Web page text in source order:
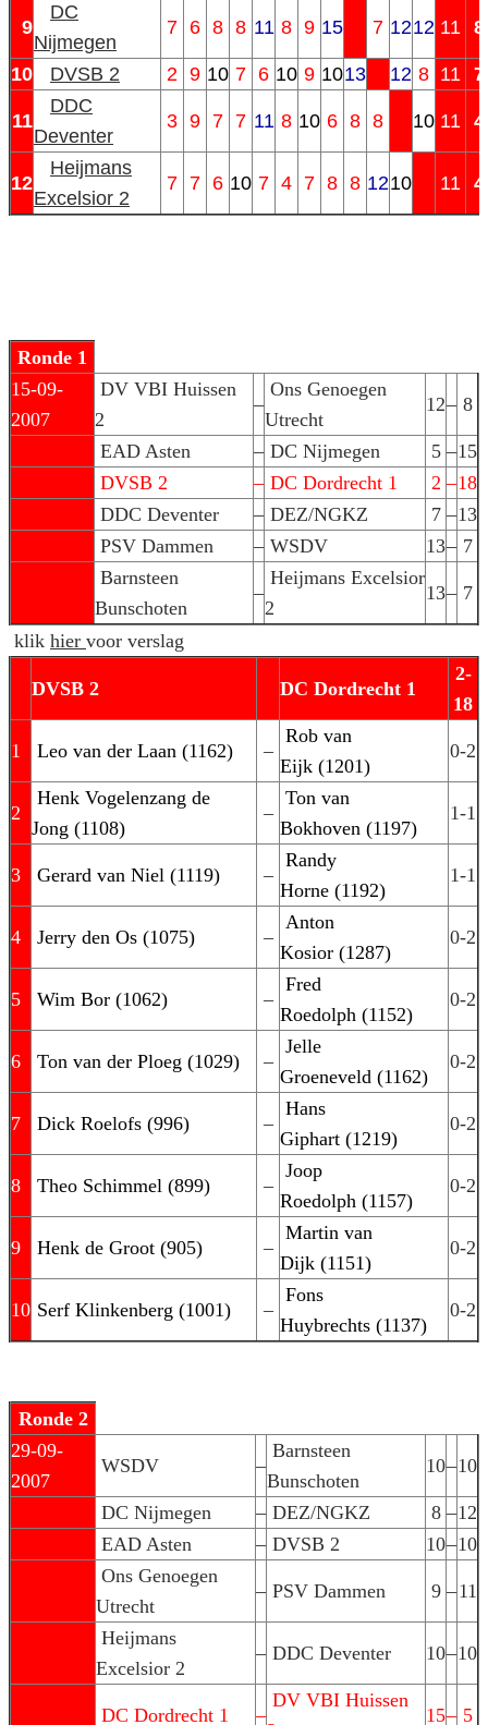
9
DC
Nijmegen
7 6 8 8 11 8 9 15 7 1212 11 8
10 DVSB 2 2 9 10 7 6 10 9 1013 12 8 11 7
11
DDC
Deventer
3 9 7 7 11 8 10 6 8 8 10 11 4
12
Heijmans
Excelsior 2
7 7 6 10 7 4 7 8 8 1210 11 4
Ronde 1
15-09-
2007
DV VBI Huissen
2
–
Ons Genoegen
Utrecht
12– 8
EAD Asten – DC Nijmegen 5 –15
DVSB 2
– DC Dordrecht 1 2 –18
DDC Deventer
– DEZ/NGKZ 7 –13
PSV Dammen
– WSDV 13– 7
Barnsteen
Bunschoten
–
Heijmans Excelsior
2
13– 7
klik hier voor verslag
DVSB 2 DC Dordrecht 1
2-
18
1 Leo van der Laan (1162) –
Rob van
Eijk (1201)
0-2
2
Henk Vogelenzang de
Jong (1108)
–
Ton van
Bokhoven (1197)
1-1
3 Gerard van Niel (1119) –
Randy
Horne (1192)
1-1
4 Jerry den Os (1075) –
Anton
Kosior (1287)
0-2
5 Wim Bor (1062) –
Fred
Roedolph (1152)
0-2
6 Ton van der Ploeg (1029) –
Jelle
Groeneveld (1162)
0-2
7 Dick Roelofs (996) –
Hans
Giphart (1219)
0-2
8 Theo Schimmel (899) –
Joop
Roedolph (1157)
0-2
9 Henk de Groot (905) –
Martin van
Dijk (1151)
0-2
10 Serf Klinkenberg (1001) –
Fons
Huybrechts (1137)
0-2
Ronde 2
29-09-
2007
WSDV –
Barnsteen
Bunschoten
10–10
DC Nijmegen – DEZ/NGKZ 8 –12
EAD Asten
– DVSB 2 10–10
Ons Genoegen
Utrecht
– PSV Dammen 9 –11
Heijmans
Excelsior 2
– DDC Deventer 10–10
DC Dordrecht 1 –
DV VBI Huissen
15– 5